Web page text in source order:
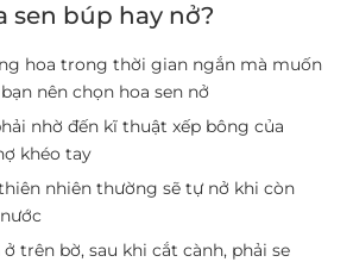
sen búp hay nở?
hoa trong thời gian ngắn mà muốn
nên chọn hoa sen nở
nhờ đến kĩ thuật xếp bông của
khéo tay
nhiên thường sẽ tự nở khi còn
trên bờ, sau khi cắt cành, phải se